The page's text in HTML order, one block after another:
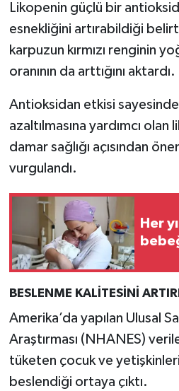
Likopenin güçlü bir
esnekliğini artırabildiği
karpuzun kırmızı renginin
oranının da arttığını aktardı.
Antioksidan etkisi sayesinde
azaltılmasına yardımcı
damar sağlığı açısından
vurgulandı.
Her
BESLENME KALİTESİNİ
Amerika’da yapılan Ulusal
Araştırması (NHANES)
tüketen çocuk ve
beslendiği ortaya çıktı.